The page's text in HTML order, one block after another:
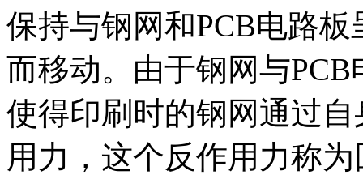
保持与钢网和PCB电路
而移动。由于钢网与
使得印刷时的钢网通过
用力，这个反作用力称